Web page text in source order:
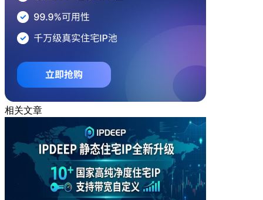
相关文章